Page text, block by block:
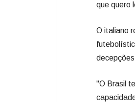
que quero
O italiano
"O Brasil